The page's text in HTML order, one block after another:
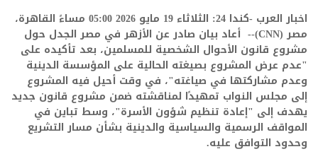
اخبار العرب -كندا 24: الثلاثاء 19 مايو 2026 05:00 مساءً القاهرة،
مصر (CNN)--
أعاد بيان صادر عن الأزهر في مصر الجدل حول
مشروع قانون الأحوال الشخصية للمسلمين، بعد تأكيده على
"عدم عرض المشروع بصيغته الحالية على المؤسسة الدينية
وعدم مشاركتها في صياغته"، في وقت أحيل فيه المشروع
إلى مجلس النواب تمهيدًا لمناقشته ضمن مشروع قانون جديد
يهدف إلى "إعادة تنظيم شؤون الأسرة"، وسط تباين في
المواقف الرسمية والسياسية والدينية بشأن مسار التشريع
وحدود التوافق عليه.